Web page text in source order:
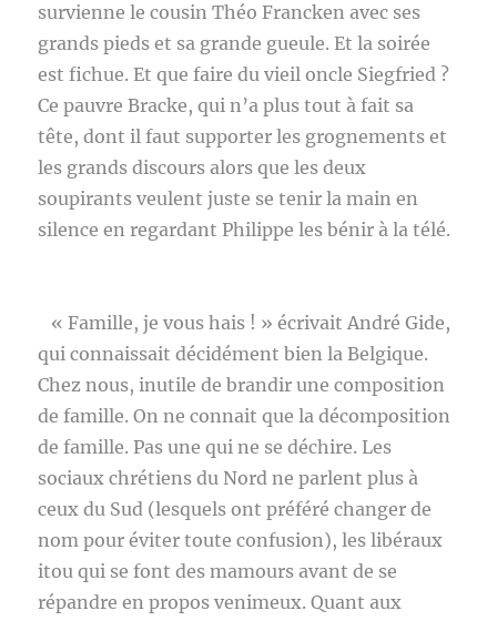
survienne le cousin Théo Francken avec ses
grands pieds et sa grande gueule. Et la soirée
est fichue. Et que faire du vieil oncle Siegfried ?
Ce pauvre Bracke, qui n’a plus tout à fait sa
tête, dont il faut supporter les grognements et
les grands discours alors que les deux
soupirants veulent juste se tenir la main en
silence en regardant Philippe les bénir à la télé.
« Famille, je vous hais ! » écrivait André Gide,
qui connaissait décidément bien la Belgique.
Chez nous, inutile de brandir une composition
de famille. On ne connait que la décomposition
de famille. Pas une qui ne se déchire. Les
sociaux chrétiens du Nord ne parlent plus à
ceux du Sud (lesquels ont préféré changer de
nom pour éviter toute confusion), les libéraux
itou qui se font des mamours avant de se
répandre en propos venimeux. Quant aux